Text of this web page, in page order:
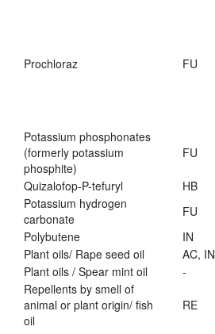
Prochloraz FU
Potassium phosphonates
(formerly potassium
phosphite)
FU
Quizalofop-P-tefuryl HB
Potassium hydrogen
carbonate
FU
Polybutene
IN
Plant oils/ Rape seed oil
AC, IN
Plant oils / Spear mint oil
-
Repellents by smell of
animal or plant origin/ fish
oil
RE